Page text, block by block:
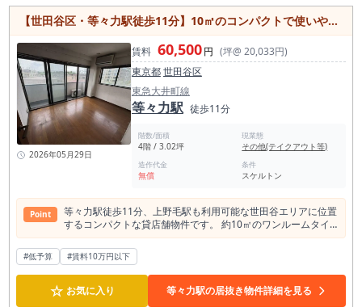
は、仕事帰りに一杯飲める居酒屋、地元客向けの小料理店、日
替わりメニューを出す家庭的な酒場、夜定食も取れる飲食店、
寿司店や既存居酒屋と差別化した一人客向けのカウンター業態
などが考えられます。羽村では、強い話題性よりも、入りやす
さ、価格の分かりやすさ、店主の人柄、日常的に使えるメニュ
ー構成が大切になります。 また、周辺に居酒屋が23件あるこ
とは競合である一方、駅前に夜利用の文化があるとも考えられ
ます。 まったく飲食店がない場所で需要を作るよりも、すでに
飲食店が並ぶ一画で、自店のメニュー、価格、接客、看板、店
頭の見せ方を整えて、地元客に認知してもらう方が現実的で
す。 特に、羽村駅周辺で「駅近」「1階」「小箱」「居酒屋居
抜き」を探している方には、現地確認する価値があります。 一
方で、注意点もあります。羽村は人口規模や商圏の広がりで見
ると、都心部のような高回転・高集客を前提にするエリアでは
ありません。 出店する場合は、家賃負担、客単価、席数、営業
時間、人件費、常連化までの期間を現実的に組む必要がありま
す。 大きな売上を一気に狙うよりも、固定費を抑え、地元客を
らの導線、飲食店街としての見え方、店頭看板の出し方、入口
の入りやすさ、周辺居酒屋との距離感、夜の人通り、既存厨
房、排気、給排水、電気容量、ガス容量、空調、客席レイアウ
トを必ずご確認ください。写真だけでは分かりにくい物件だか
らこそ、現地で「自分の業態ならどう回せるか」を判断してい
飲食利用を目的として来街する人の流れが形成されているエリ
アとも考えられます。 新規出店においては、こうした周辺環境
を活かしながら、店舗コンセプトや客層、価格帯、カラオケの
使い方などで差別化を図ることが重要です。 店舗面積は約9.83
坪。大箱店舗ではなく、小箱のバー業態として検討しやすいサ
イズ感です。 少人数での運営を想定しやすく、オーナー自ら接
客に入るバー、カウンター中心のスナック、常連客を育てるカ
ラオケバー、会員制・紹介制の店舗、二次会利用を狙う小規模
なナイト系業態などに適しています。広すぎないため、店内の
雰囲気を作り込みやすく、お客様との距離感を重視した営業に
も向いています。 また、カラオケ可能なバー居抜きである点も
大きな特徴です。 カラオケ設備を活かした営業ができるため、
通常のバー営業だけでなく、地域の常連客やグループ利用、二
次会需要、平日夜のリピート利用などを見据えた店舗づくりを
め、スケルトンから造り込む場合と比べて、営業イメージを具
体的に描きやすい点も魅力です。 内装状態や設備内容、造作の
活用範囲については、現地内見時に詳細をご確認ください。 営
業時間の制限がない点も、夜業態を検討するうえで見逃せない
ポイントです。 終電前後の利用、二次会需要、遅い時間帯の来
店など、営業方針に合わせた時間設計を検討できます。 業態業
種制限として性風俗は不可となりますが、バー、スナック、カ
ラオケバーなど、酒類提供を中心としたナイト系業態であれ
【世田谷区・等々力駅徒歩11分】10㎡のコンパクトで使いやすい貸店舗・事務所/低コストで始めやすい/小規模開業向け
2026年05月29日
賃料 60,500円 (坪@ 20,033円)
東京都世田谷区
東急大井町線
等々力駅 徒歩11分
階数/面積
4階 / 3.02坪
現業態
その他(テイクアウト等)
造作代金
無償
条件
スケルトン
Point
等々力駅徒歩11分、上野毛駅も利用可能な世田谷エリアに位置
するコンパクトな貸店舗物件です。 約10㎡のワンルームタイ
プで、少人数での事務所利用や予約制サロン、物販、作業スペ
ースなど、小規模ビジネスを始めたい方におすすめ。 初期費用
を比較的抑えやすく、これから開業を検討されている方にも適
した物件です。 4階部分の落ち着いた環境で、集中して業務を
行いたい方にもおすすめ。 周辺は住宅街が広がる穏やかなエリ
アで、地域密着型の事業展開にも適しています。即入居可能の
#低予算 #賃料10万円以下
☆ お気に入り 等々力駅の居抜き物件詳細を見る